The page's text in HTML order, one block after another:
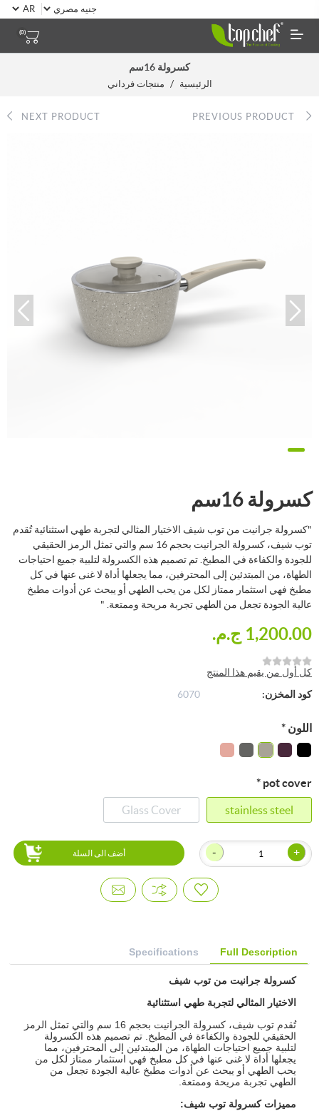
(0)
كسرولة 16سم
الرئيسية / منتجات فرداني
NEXT PRODUCT
كسرولة 16سم
"كسرولة جرانيت من توب شيف الاختيار المثالي لتجربة طهي استثنائية تُقدم
توب شيف، كسرولة الجرانيت بحجم 16 سم والتي تمثل الرمز الحقيقي
للجودة والكفاءة في المطبخ. تم تصميم هذه الكسرولة لتلبية جميع احتياجات
الطهاة، من المبتدئين إلى المحترفين، مما يجعلها أداة لا غنى عنها في كل
مطبخ فهي استثمار ممتاز لكل من يحب الطهي أو يبحث عن أدوات مطبخ
عالية الجودة تجعل من الطهي تجربة مريحة وممتعة. "
1,200.00 ج.م.‏
كل أول من يقيم هذا المنتج
كود المخزن:
6070
اللون *
pot cover
*
stainless steel
Glass Cover
+
- أضف الى السلة
Full Description
Specifications
كسرولة جرانيت من توب شيف
الاختيار المثالي لتجربة طهي استثنائية
تُقدم توب شيف، كسرولة الجرانيت بحجم 16 سم والتي تمثل الرمز
الحقيقي للجودة والكفاءة في المطبخ. تم تصميم هذه الكسرولة
لتلبية جميع احتياجات الطهاة، من المبتدئين إلى المحترفين، مما
يجعلها أداة لا غنى عنها في كل مطبخ فهي استثمار ممتاز لكل من
يحب الطهي أو يبحث عن أدوات مطبخ عالية الجودة تجعل من
الطهي تجربة مريحة وممتعة.
مميزات كسرولة توب شيف: